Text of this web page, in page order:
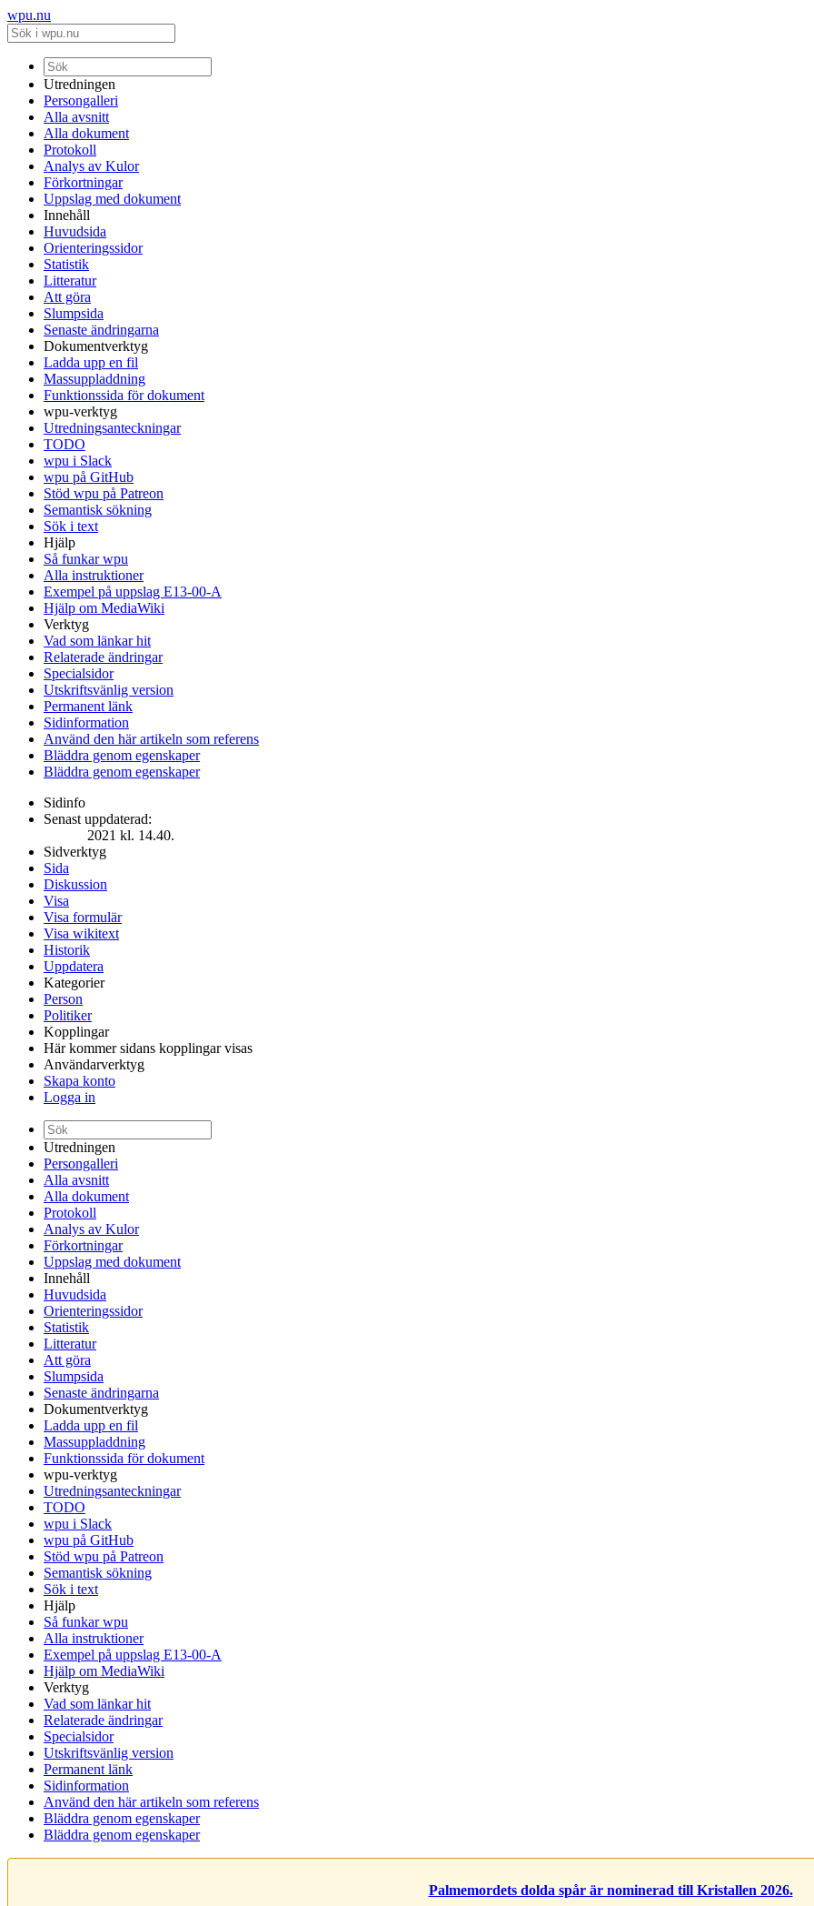
wpu.nu
Utredningen
Persongalleri
Alla avsnitt
Alla dokument
Protokoll
Analys av Kulor
Förkortningar
Uppslag med dokument
Innehåll
Huvudsida
Orienteringssidor
Statistik
Litteratur
Att göra
Slumpsida
Senaste ändringarna
Dokumentverktyg
Ladda upp en fil
Massuppladdning
Funktionssida för dokument
wpu-verktyg
Utredningsanteckningar
TODO
wpu i Slack
wpu på GitHub
Stöd wpu på Patreon
Semantisk sökning
Sök i text
Hjälp
Så funkar wpu
Alla instruktioner
Exempel på uppslag E13-00-A
Hjälp om MediaWiki
Verktyg
Vad som länkar hit
Relaterade ändringar
Specialsidor
Utskriftsvänlig version
Permanent länk
Sidinformation
Använd den här artikeln som referens
Bläddra genom egenskaper
Bläddra genom egenskaper
Sidinfo
Senast uppdaterad:
2021 kl. 14.40.
Sidverktyg
Sida
Diskussion
Visa
Visa formulär
Visa wikitext
Historik
Uppdatera
Kategorier
Person
Politiker
Kopplingar
Här kommer sidans kopplingar visas
Användarverktyg
Skapa konto
Logga in
Utredningen
Persongalleri
Alla avsnitt
Alla dokument
Protokoll
Analys av Kulor
Förkortningar
Uppslag med dokument
Innehåll
Huvudsida
Orienteringssidor
Statistik
Litteratur
Att göra
Slumpsida
Senaste ändringarna
Dokumentverktyg
Ladda upp en fil
Massuppladdning
Funktionssida för dokument
wpu-verktyg
Utredningsanteckningar
TODO
wpu i Slack
wpu på GitHub
Stöd wpu på Patreon
Semantisk sökning
Sök i text
Hjälp
Så funkar wpu
Alla instruktioner
Exempel på uppslag E13-00-A
Hjälp om MediaWiki
Verktyg
Vad som länkar hit
Relaterade ändringar
Specialsidor
Utskriftsvänlig version
Permanent länk
Sidinformation
Använd den här artikeln som referens
Bläddra genom egenskaper
Bläddra genom egenskaper
Palmemordets dolda spår är nominerad till Kristallen 2026.